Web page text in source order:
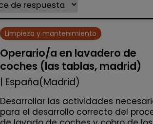
Limpieza y mantenimiento
Operario/a en lavadero de
coches (las tablas, madrid)
| España(Madrid)
Desarrollar las actividades
para el desarrollo correcto del